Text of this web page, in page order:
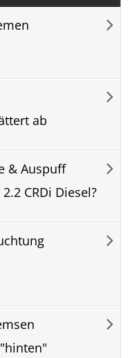
ab
& Auspuff
CRDi Diesel?